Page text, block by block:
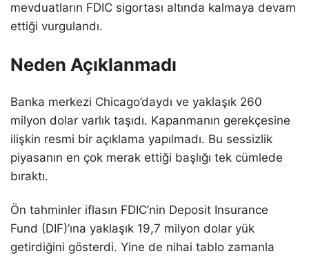
mevduatların FDIC sigortası altında kalmaya devam
ettiği vurgulandı.
Neden Açıklanmadı
Banka merkezi Chicago’daydı ve yaklaşık 260
milyon dolar varlık taşıdı. Kapanmanın gerekçesine
ilişkin resmi bir açıklama yapılmadı. Bu sessizlik
piyasanın en çok merak ettiği başlığı tek cümlede
bıraktı.
Ön tahminler iflasın FDIC’nin Deposit Insurance
Fund (DIF)’ına yaklaşık 19,7 milyon dolar yük
getirdiğini gösterdi. Yine de nihai tablo zamanla